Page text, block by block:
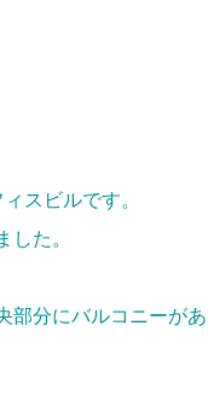
スビルです。
た。
部分にバルコニーがあ